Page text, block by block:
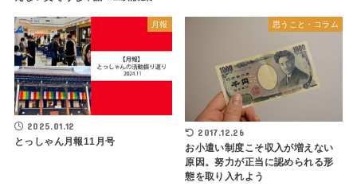
月報
2025.01.12
とっしゃん月報11月号
思うこと・コラム
2017.12.26
お小遣い制度こそ収入が増えない
原因。努力が正当に認められる形
態を取り入れよう